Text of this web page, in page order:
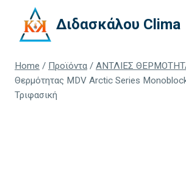
content
Διδασκάλου Clima
Home / Προϊόντα / ΑΝΤΛΙΕΣ
Θερμότητας MDV Arctic Series
Τριφασική